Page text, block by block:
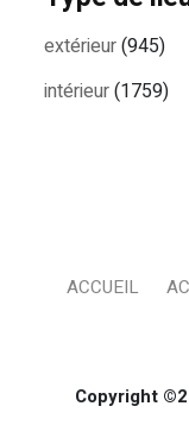
extérieur(945)
intérieur(1759)
ACCUEIL
Copyright